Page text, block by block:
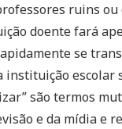
ruins
doente fará
se
escolar
são termos
e da mídia e